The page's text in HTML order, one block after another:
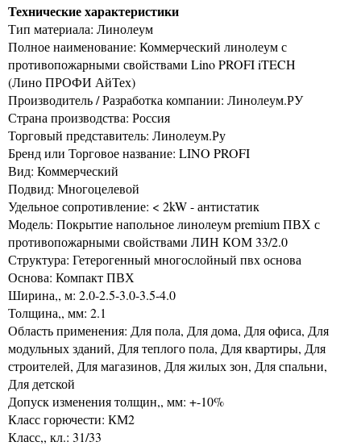
Технические характеристики
Тип материала: Линолеум
Полное наименование: Коммерческий линолеум с
противопожарными свойствами Lino PROFI iTECH
(Лино ПРОФИ АйТех)
Производитель / Разработка компании: Линолеум.РУ
Страна производства: Россия
Торговый представитель: Линолеум.Ру
Бренд или Торговое название: LINO PROFI
Вид: Коммерческий
Подвид: Многоцелевой
Удельное сопротивление: < 2kW - антистатик
Модель: Покрытие напольное линолеум premium ПВХ с
противопожарными свойствами ЛИН КОМ 33/2.0
Структура: Гетерогенный многослойный пвх основа
Основа: Компакт ПВХ
Ширина,, м: 2.0-2.5-3.0-3.5-4.0
Толщина,, мм: 2.1
Область применения: Для пола, Для дома, Для офиса, Для
модульных зданий, Для теплого пола, Для квартиры, Для
строителей, Для магазинов, Для жилых зон, Для спальни,
Для детской
Допуск изменения толщин,, мм: +-10%
Класс горючести: КМ2
Класс,, кл.: 31/33